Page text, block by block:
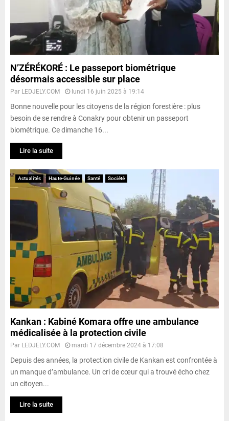
N’ZÉRÉKORÉ : Le passeport biométrique
désormais accessible sur place
Par LEDJELY.COM lundi 16 juin 2025 à 19:14
Bonne nouvelle pour les citoyens de la région forestière : plus
besoin de se rendre à Conakry pour obtenir un passeport
biométrique. Ce dimanche 16...
Lire la suite
Actualités Haute-Guinée Santé Société
Kankan : Kabiné Komara offre une ambulance
médicalisée à la protection civile
Par LEDJELY.COM mardi 17 décembre 2024 à 17:08
Depuis des années, la protection civile de Kankan est confrontée à
un manque d’ambulance. Un cri de cœur qui a trouvé écho chez
un citoyen...
Lire la suite